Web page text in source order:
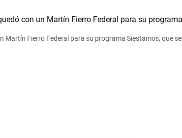
Martín Fierro Federal para su programa Siestamos, que se